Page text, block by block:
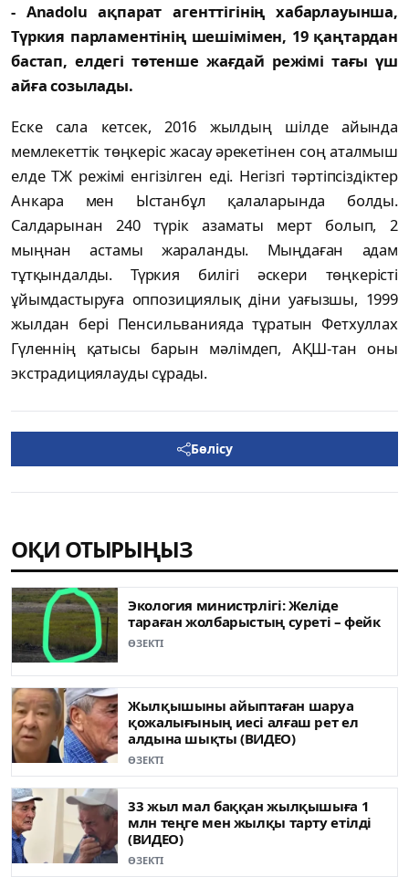
- Anadolu ақпарат агенттігінің хабарлауынша,
Түркия парламентінің шешімімен, 19 қаңтардан
бастап, елдегі төтенше жағдай режімі тағы үш
айға созылады.
Еске сала кетсек, 2016 жылдың шілде айында
мемлекеттік төңкеріс жасау әрекетінен соң аталмыш
елде ТЖ режімі енгізілген еді. Негізгі тәртіпсіздіктер
Анкара мен Ыстанбұл қалаларында болды.
Салдарынан 240 түрік азаматы мерт болып, 2
мыңнан астамы жараланды. Мыңдаған адам
тұтқындалды. Түркия билігі әскери төңкерісті
ұйымдастыруға оппозициялық діни уағызшы, 1999
жылдан бері Пенсильванияда тұратын Фетхуллах
Гүленнің қатысы барын мәлімдеп, АҚШ-тан оны
экстрадициялауды сұрады.
Бөлісу
ОҚИ ОТЫРЫҢЫЗ
Экология министрлігі: Желіде
тараған жолбарыстың суреті – фейк
ӨЗЕКТІ
Жылқышыны айыптаған шаруа
қожалығының иесі алғаш рет ел
алдына шықты (ВИДЕО)
ӨЗЕКТІ
33 жыл мал баққан жылқышыға 1
млн теңге мен жылқы тарту етілді
(ВИДЕО)
ӨЗЕКТІ